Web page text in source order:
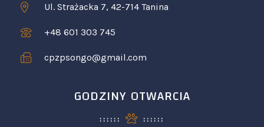
Ul. Strażacka 7, 42-714 Tanina
+48 601 303 745
cpzpsongo@gmail.com
GODZINY OTWARCIA